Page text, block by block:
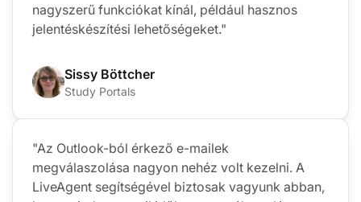
nagyszerű funkciókat kínál, például hasznos
jelentéskészítési lehetőségeket."
Sissy Böttcher
Study Portals
"Az Outlook-ból érkező e-mailek
megválaszolása nagyon nehéz volt kezelni. A
LiveAgent segítségével biztosak vagyunk abban,